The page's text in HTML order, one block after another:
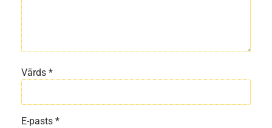
Vārds *
E-pasts *